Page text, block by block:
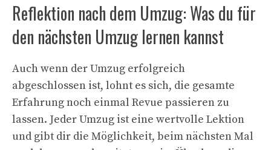
Reflektion nach dem Umzug: Was du für
den nächsten Umzug lernen kannst
Auch wenn der Umzug erfolgreich
abgeschlossen ist, lohnt es sich, die gesamte
Erfahrung noch einmal Revue passieren zu
lassen. Jeder Umzug ist eine wertvolle Lektion
und gibt dir die Möglichkeit, beim nächsten Mal